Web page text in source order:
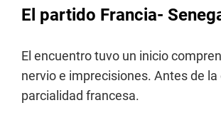
El partido Francia-
El encuentro tuvo un inicio
nervio e imprecisiones. Antes de
parcialidad francesa.